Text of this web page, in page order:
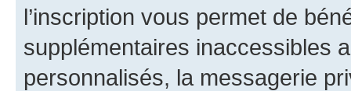
l’inscription vous permet de
supplémentaires inaccessibles
personnalisés, la messagerie